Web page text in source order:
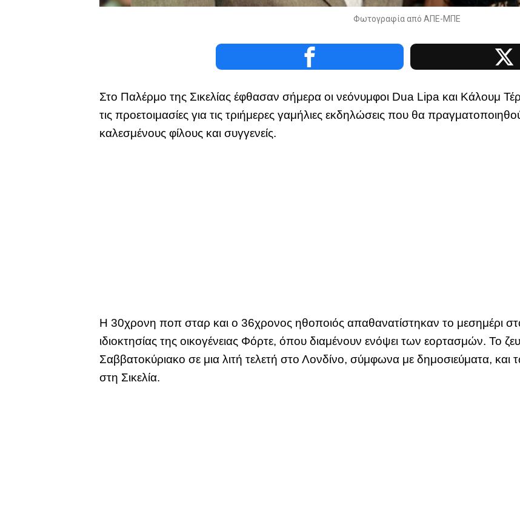
Φωτογραφία από ΑΠΕ-ΜΠΕ
Στο Παλέρμο της Σικελίας έφθασαν σήμερα οι νεόνυμφοι Dua Lipa και Κάλουμ
τις προετοιμασίες για τις τριήμερες γαμήλιες εκδηλώσεις που θα
καλεσμένους φίλους και συγγενείς.
Η 30χρονη ποπ σταρ και ο 36χρονος ηθοποιός απαθανατίστηκαν το μεσημέρι
ιδιοκτησίας της οικογένειας Φόρτε, όπου διαμένουν ενόψει των εορτασμών. Το
Σαββατοκύριακο σε μια λιτή τελετή στο Λονδίνο, σύμφωνα με δημοσιεύματα, και
στη Σικελία.